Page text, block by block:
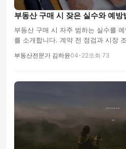
부동산 구매 시 잦은 실수와 예방
부동산 구매 시 자주 범하는 실수를
를 소개합니다. 계약 전 점검과 시장
부동산전문가 김하윤04-22조회 73